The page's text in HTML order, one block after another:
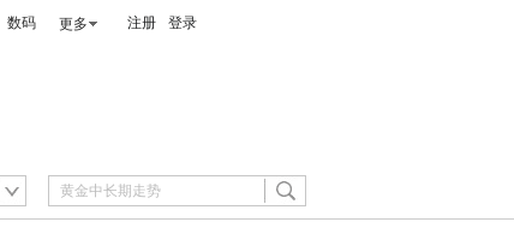
数码 更多 注册 登录